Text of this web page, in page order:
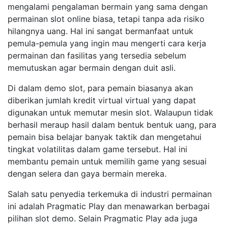
mengalami pengalaman bermain yang sama dengan
permainan slot online biasa, tetapi tanpa ada risiko
hilangnya uang. Hal ini sangat bermanfaat untuk
pemula-pemula yang ingin mau mengerti cara kerja
permainan dan fasilitas yang tersedia sebelum
memutuskan agar bermain dengan duit asli.
Di dalam demo slot, para pemain biasanya akan
diberikan jumlah kredit virtual virtual yang dapat
digunakan untuk memutar mesin slot. Walaupun tidak
berhasil meraup hasil dalam bentuk bentuk uang, para
pemain bisa belajar banyak taktik dan mengetahui
tingkat volatilitas dalam game tersebut. Hal ini
membantu pemain untuk memilih game yang sesuai
dengan selera dan gaya bermain mereka.
Salah satu penyedia terkemuka di industri permainan
ini adalah Pragmatic Play dan menawarkan berbagai
pilihan slot demo. Selain Pragmatic Play ada juga